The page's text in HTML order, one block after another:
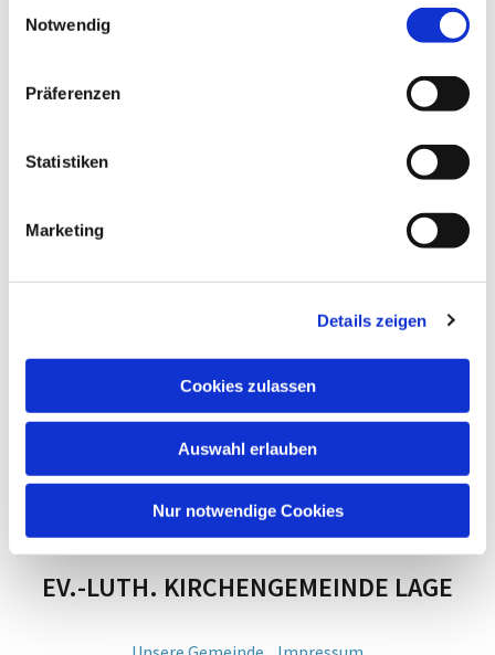
Notwendig
Präferenzen
Statistiken
Marketing
Details zeigen
Cookies zulassen
Auswahl erlauben
Nur notwendige Cookies
EV.-LUTH. KIRCHENGEMEINDE LAGE